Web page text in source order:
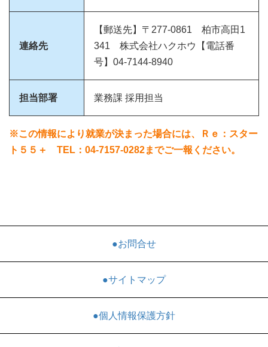
連絡先
【郵送先】〒277-0861 柏市高田1
341 株式会社ハクホウ【電話番
号】04-7144-8940
担当部署 業務課 採用担当
※この情報により就業が決まった場合には、Ｒｅ：スター
ト５５＋ TEL：04-7157-0282までご一報ください。
●お問合せ
●サイトマップ
●個人情報保護方針